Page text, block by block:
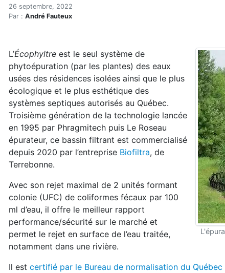
Accueil
Articles
Le retour du roseau épurateur
Le retour du roseau
26 septembre, 2022
Par : André Fauteux
L’Écophyltre est le seul système de
phytoépuration (par les plantes) des eaux
usées des résidences isolées ainsi que le plus
écologique et le plus esthétique des
systèmes septiques autorisés au Québec.
Troisième génération de la technologie lancée
en 1995 par Phragmitech puis Le Roseau
épurateur, ce bassin filtrant est commercialisé
depuis 2020 par l’entreprise Biofiltra, de
Terrebonne.
Avec son rejet maximal de 2 unités formant
colonie (UFC) de coliformes fécaux par 100
ml d’eau, il offre le meilleur rapport
performance/sécurité sur le marché et
permet le rejet en surface de l’eau traitée,
notamment dans une rivière.
Il est certifié par le Bureau de normalisation du Québec